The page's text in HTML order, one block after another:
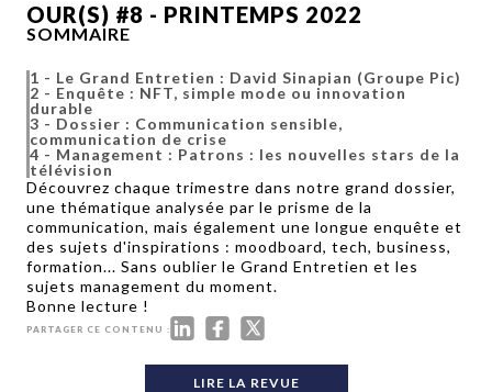
Découvrez chaque trimestre dans notre grand dossier,
une thématique analysée par le prisme de la
communication, mais également une longue enquête et
des sujets d'inspirations : moodboard, tech, business,
formation... Sans oublier le Grand Entretien et les
sujets management du moment.
Bonne lecture !
PARTAGER CE CONTENU :
OUR(S) #8 - PRINTEMPS 2022
SOMMAIRE
1 - Le Grand Entretien : David Sinapian (Groupe Pic)
2 - Enquête : NFT, simple mode ou innovation
durable
3 - Dossier : Communication sensible,
communication de crise
4 - Management : Patrons : les nouvelles stars de la
télévision
LIRE LA REVUE